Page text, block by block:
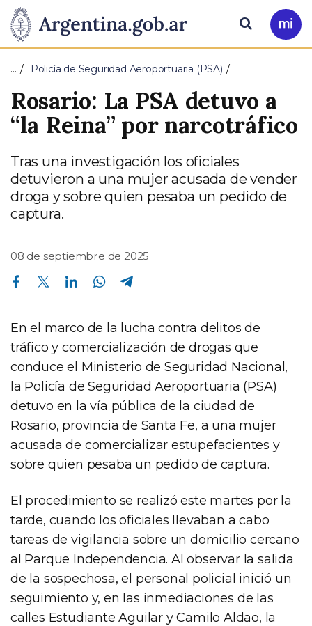
Presidencia
de
la
Nación
Pasar al contenido principal
Ir
a
Buscar
… Policía de Seguridad Aeroportuaria (PSA)
Rosario: La PSA detuvo a
“la Reina” por narcotráfico
Tras una investigación los oficiales
detuvieron a una mujer acusada de vender
droga y sobre quien pesaba un pedido de
captura.
08 de septiembre de 2025
Compartir en Facebook Compartir en Twitter Compartir en Linkedin Compartir en Whatsapp
En el marco de la lucha contra delitos de
tráfico y comercialización de drogas que
conduce el Ministerio de Seguridad Nacional,
la Policía de Seguridad Aeroportuaria (PSA)
detuvo en la vía pública de la ciudad de
Rosario, provincia de Santa Fe, a una mujer
acusada de comercializar estupefacientes y
sobre quien pesaba un pedido de captura.
El procedimiento se realizó este martes por la
tarde, cuando los oficiales llevaban a cabo
tareas de vigilancia sobre un domicilio cercano
al Parque Independencia. Al observar la salida
de la sospechosa, el personal policial inició un
seguimiento y, en las inmediaciones de las
calles Estudiante Aguilar y Camilo Aldao, la